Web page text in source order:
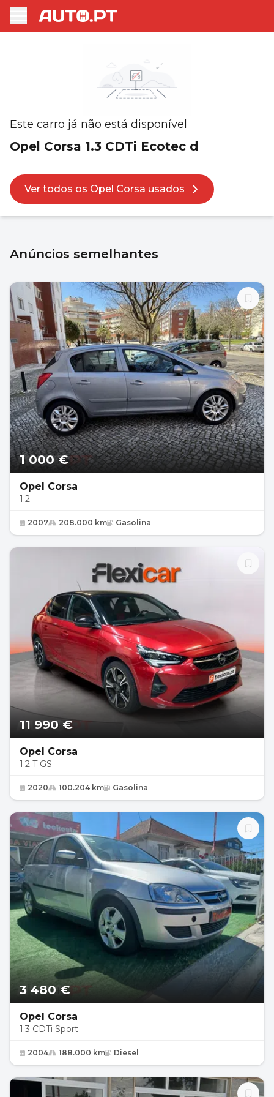
Este carro já não está disponível
Opel Corsa 1.3 CDTi Ecotec d
Ver todos os Opel Corsa usados
Anúncios semelhantes
1 000 €
Opel Corsa
1.2
2007 208.000 km Gasolina
11 990 €
Opel Corsa
1.2 T GS
2020 100.204 km Gasolina
3 480 €
Opel Corsa
1.3 CDTi Sport
2004 188.000 km Diesel